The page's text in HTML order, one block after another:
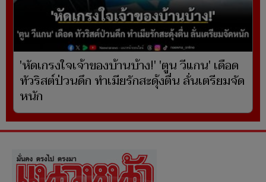
'หัดเกรงใจเจ้าของบ้านบ้าง!' 'ตูน วีแกน' เดือด
ทัวริสต์ป่วนดึก ทำเมียรักสะดุ้งตื่น ลั่นเตรียมจัด
หนัก